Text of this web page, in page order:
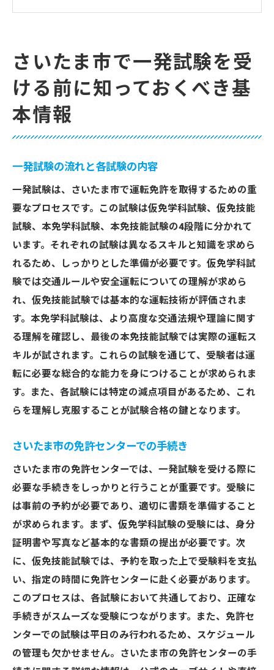
試験合格に向けた心構え
一発試験に合格するために効果的な教習所の選
び方
個別指導の有無とその効果
口コミと実績で選ぶ教習所
教習所の立地と通いやすさ
仮免取得後のサポート体制
一発試験の仮免・本免の違いとそれぞれの攻略
仮免試験の概要と試験対策
本免試験で特に注意すべきポイント
学科試験と技能試験の違い
各試験の減点項目を理解する
仮免と本免の試験内容の比較
それぞれの試験での成功体験談
さいたま市での一発試験対策に欠かせない減点
教習所で減点項目を学ぶメリット
実際の試験での減点例
減点を避けるための運転テクニック
教官からのアドバイスを活かす
減点項目を意識した練習方法
教習所での充分な練習が一発試験合格の鍵を握
る理由
実地練習の重要性とその効果
模擬試験での実践的な試験対策
さいたま市で一発試験を受
ける前に知っておくべき基
本情報
一発試験の流れと各試験の内容
一発試験は、さいたま市で運転免許を取得するための重
要なプロセスです。この試験は仮免学科試験、仮免技能
試験、本免学科試験、本免技能試験の4段階に分かれて
います。それぞれの試験は異なるスキルと知識を求めら
れるため、しっかりとした準備が必要です。仮免学科試
験では交通ルールや安全運転についての理解が求めら
れ、仮免技能試験では基本的な運転技術が評価されま
す。本免学科試験は、より高度な交通法規や理論に関す
る理解を確認し、最後の本免技能試験では実際の運転ス
キルが試されます。これらの試験を通じて、受験者は運
転に必要な総合的な能力を身につけることが求められま
す。また、各試験には特定の減点項目があるため、これ
らを理解し克服することが試験合格の鍵となります。
さいたま市の免許センターでの手続き
さいたま市の免許センターでは、一発試験を受ける際に
必要な手続きをしっかりと行うことが重要です。受験に
は事前の予約が必要であり、適切に書類を準備すること
が求められます。まず、仮免学科試験の受験には、身分
証明書や写真など基本的な書類の提出が必要です。次
に、仮免技能試験では、予約を取った上で受験料を支払
い、指定の時間に免許センターに赴く必要があります。
このプロセスは、各試験において共通しており、正確な
手続きがスムーズな受験につながります。また、免許セ
ンターでの試験は平日のみ行われるため、スケジュール
の管理も欠かせません。さいたま市の免許センターの手